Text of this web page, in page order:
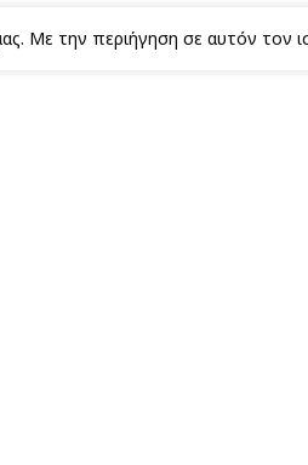
Με την περιήγηση σε αυτόν